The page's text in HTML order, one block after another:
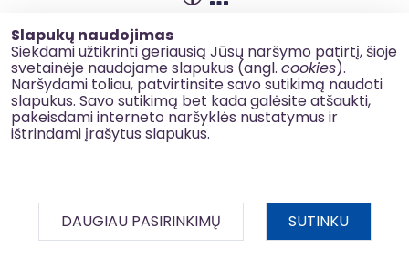
Slapukų naudojimas
Siekdami užtikrinti geriausią Jūsų naršymo patirtį, šioje
svetainėje naudojame slapukus (angl. cookies).
Naršydami toliau, patvirtinsite savo sutikimą naudoti
slapukus. Savo sutikimą bet kada galėsite atšaukti,
pakeisdami interneto naršyklės nustatymus ir
ištrindami įrašytus slapukus.
DAUGIAU PASIRINKIMŲ SUTINKU
Slapukų naudojimas
Korupcijos prevencija
Kontaktai